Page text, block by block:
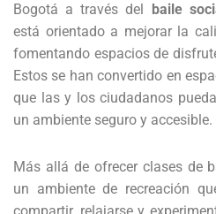
Bogotá a través del
baile
está orientado a mejorar la
fomentando espacios de
Estos se han convertido en
que las y los ciudadanos
un ambiente seguro y accesible.
Más allá de ofrecer clases de
un ambiente de recreación